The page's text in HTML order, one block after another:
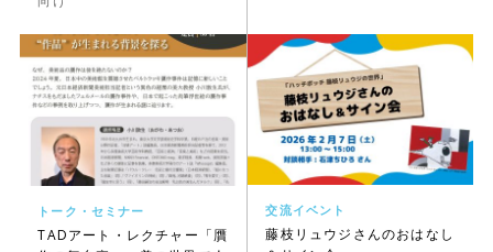
トーク・セミナー
TADアート・レクチャー「贋
交流イベント
藤枝リュウジさんのおはなし